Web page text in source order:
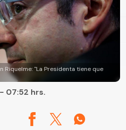
"La Presidenta tiene que
07:52 hrs.